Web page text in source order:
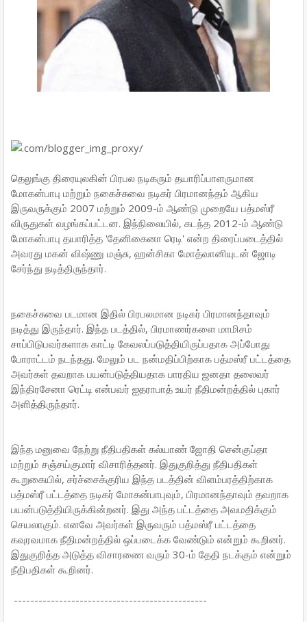
தெலுங்கு திரையுலகின் பிரபல நடிகரும் தயாரிப்பாளருமான
மோகன்பாபு மற்றும் நகைச்சுவை நடிகர் பிரமானந்தம் ஆகிய
இருவருக்கும் 2007 மற்றும் 2009-ம் ஆண்டு முறையே பத்மஸ்ரீ
விருதுகள் வழங்கப்பட்டன. இந்நிலையில், கடந்த 2012-ம் ஆண்டு
மோகன்பாபு தயாரித்த 'தேனிகைனா ரெடி' என்ற திரைப்படைத்தில்
அவரது மகன் விஷ்ணு மஞ்சு, ஹன்சிகா மோத்வானியுடன் ஜோடி
சேர்ந்து நடித்திருந்தார்.
நகைச்சுவை படமான இதில் பிரபலமான நடிகர் பிரமானந்தாவும்
நடித்து இருந்தார். இந்த படத்தில், பிரமாணர்களை மாமிசம்
சாப்பிடுபவர்களாக காட்டி கேவலப்படுத்தியிருப்பதாக அப்போது
போராட்டம் நடந்தது. மேலும் பட நன்மதிப்பிற்காக பத்மஸ்ரீ பட்டத்தை
அவர்கள் தவறாக பயன்படுத்தியதாக பாரதிய ஜனதா தலைவர்
இந்திரசேனா ரெட்டி என்பவர் ஐதராபாத் உயர் நீதிமன்றத்தில் புகார்
அளித்திருந்தார்.
இந்த மனுவை நேற்று நீதிபதிகள் கல்யாண் ஜோதி சென்குப்தா
மற்றும் சஞ்சய்குமார் விசாரித்தனர். இதுகுறித்து நீதிபதிகள்
கூறுகையில், சர்ச்சைக்குரிய இந்த படத்தின் விளம்பரத்திற்காக
பத்மஸ்ரீ பட்டத்தை நடிகர் மோகன்பாபுவும், பிரமானந்தாவும் தவறாக
பயன்படுத்தியிருக்கின்றனர். இது அந்த பட்டத்தை அவமதிக்கும்
செயலாகும். எனவே அவர்கள் இருவரும் பத்மஸ்ரீ பட்டத்தை
கவுரவமாக நீதிமன்றத்தில் ஒப்படைக்க வேண்டும் என்றும் கூறினர்.
இதுகுறித்த அடுத்த விசாரணை வரும் 30-ம் தேதி நடக்கும் என்றும்
நீதிபதிகள் கூறினர்.
-----------------------------------------------